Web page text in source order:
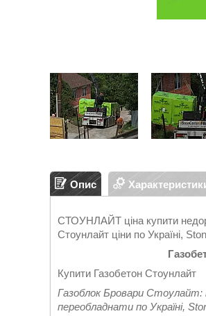
Опис
СТОУНЛАЙТ ціна купити
Стоунлайт ціни по Україні,
Купити Газобетон Стоунлайт
Газоблок Бровари
переобладнати по Україні,